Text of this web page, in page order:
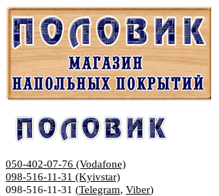
050-402-07-76 (Vodafone)
098-516-11-31 (Kyivstar)
098-516-11-31 (Telegram, Viber)